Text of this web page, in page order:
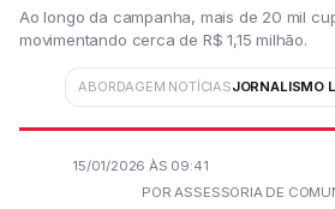
Ao longo da campanha, mais de 20 mil
movimentando cerca de R$ 1,15 milhão.
ABORDAGEM NOTÍCIASJORNALISMO
15/01/2026 ÀS 09:41
POR ASSESSORIA DE